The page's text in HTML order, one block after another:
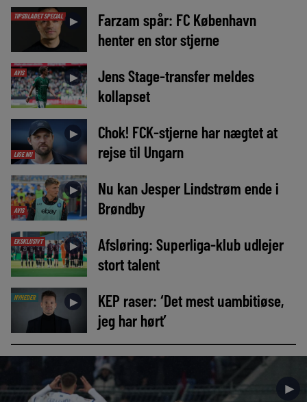
TIPSBLADET SPECIAL ►
Farzam spår: FC København
henter en stor stjerne
AVIS ►
Jens Stage-transfer meldes
kollapset
LIGE NU
►
Chok! FCK-stjerne har nægtet at
rejse til Ungarn
AVIS
►
Nu kan Jesper Lindstrøm ende i
Brøndby
EKSKLUSIVT ►
Afsløring: Superliga-klub udlejer
stort talent
NYHEDER ►
KEP raser: ‘Det mest uambitiøse,
jeg har hørt’
►